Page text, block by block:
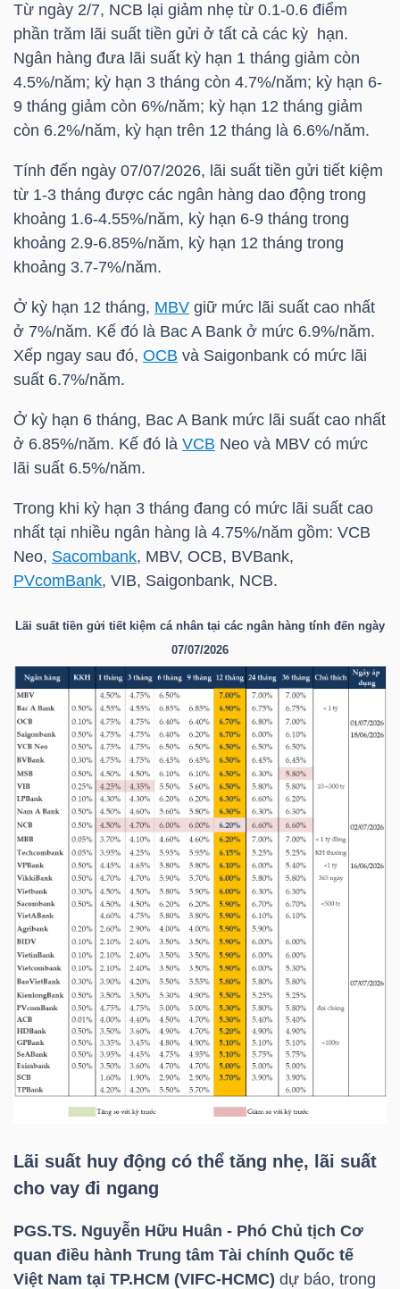
Từ ngày 2/7, NCB lại giảm nhẹ từ 0.1-0.6 điểm
phần trăm lãi suất tiền gửi ở tất cả các kỳ hạn.
Ngân hàng đưa lãi suất kỳ hạn 1 tháng giảm còn
4.5%/năm; kỳ hạn 3 tháng còn 4.7%/năm; kỳ hạn 6-
9 tháng giảm còn 6%/năm; kỳ hạn 12 tháng giảm
còn 6.2%/năm, kỳ hạn trên 12 tháng là 6.6%/năm.
Tính đến ngày 07/07/2026, lãi suất tiền gửi tiết kiệm
từ 1-3 tháng được các ngân hàng dao động trong
khoảng 1.6-4.55%/năm, kỳ hạn 6-9 tháng trong
khoảng 2.9-6.85%/năm, kỳ hạn 12 tháng trong
khoảng 3.7-7%/năm.
Ở kỳ hạn 12 tháng, MBV giữ mức lãi suất cao nhất
ở 7%/năm. Kế đó là Bac A Bank ở mức 6.9%/năm.
Xếp ngay sau đó, OCB và Saigonbank có mức lãi
suất 6.7%/năm.
Ở kỳ hạn 6 tháng, Bac A Bank mức lãi suất cao nhất
ở 6.85%/năm. Kế đó là VCB Neo và MBV có mức
lãi suất 6.5%/năm.
Trong khi kỳ hạn 3 tháng đang có mức lãi suất cao
nhất tại nhiều ngân hàng là 4.75%/năm gồm: VCB
Neo, Sacombank, MBV, OCB, BVBank,
PVcomBank, VIB, Saigonbank, NCB.
Lãi suất tiền gửi tiết kiệm cá nhân tại các ngân hàng tính đến ngày
07/07/2026
Lãi suất huy động có thể tăng nhẹ, lãi suất
cho vay đi ngang
PGS.TS. Nguyễn Hữu Huân - Phó Chủ tịch Cơ
quan điều hành Trung tâm Tài chính Quốc tế
Việt Nam tại TP.HCM (VIFC-HCMC) dự báo, trong
HÀNG
HÓA
KINH
THẾ
ĐÔNG
CHÍNH
CÁ
NHÂN
TÍCH
VIETSTOCKFINANCE
VĨ
NGÀNH
DOANH
NGHIỆP
CỔ
SINH